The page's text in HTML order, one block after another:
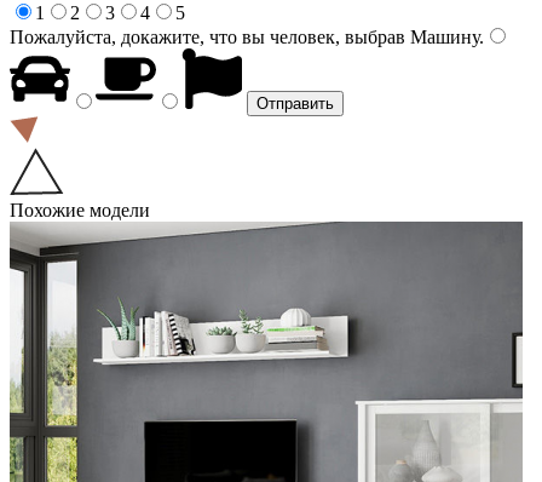
1
2 3 4
5
Пожалуйста, докажите, что вы человек, выбрав Машину.
Похожие модели